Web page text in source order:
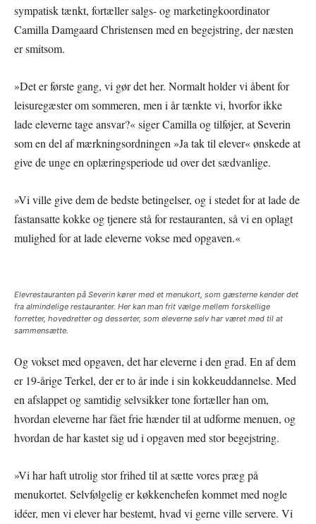
sympatisk tænkt, fortæller salgs- og marketingkoordinator
Camilla Damgaard Christensen med en begejstring, der næsten
er smitsom.
»Det er første gang, vi gør det her. Normalt holder vi åbent for
leisuregæster om sommeren, men i år tænkte vi, hvorfor ikke
lade eleverne tage ansvar?« siger Camilla og tilføjer, at Severin
som en del af mærkningsordningen »Ja tak til elever« ønskede at
give de unge en oplæringsperiode ud over det sædvanlige.
»Vi ville give dem de bedste betingelser, og i stedet for at lade de
fastansatte kokke og tjenere stå for restauranten, så vi en oplagt
mulighed for at lade eleverne vokse med opgaven.«
Elevrestauranten på Severin kører med et menukort, som gæsterne kender det
fra almindelige restauranter. Her kan man frit vælge mellem forskellige
forretter, hovedretter og desserter, som eleverne selv har været med til at
sammensætte.
Og vokset med opgaven, det har eleverne i den grad. En af dem
er 19-årige Terkel, der er to år inde i sin kokkeuddannelse. Med
en afslappet og samtidig selvsikker tone fortæller han om,
hvordan eleverne har fået frie hænder til at udforme menuen, og
hvordan de har kastet sig ud i opgaven med stor begejstring.
»Vi har haft utrolig stor frihed til at sætte vores præg på
menukortet. Selvfølgelig er køkkenchefen kommet med nogle
idéer, men vi elever har bestemt, hvad vi gerne ville servere. Vi